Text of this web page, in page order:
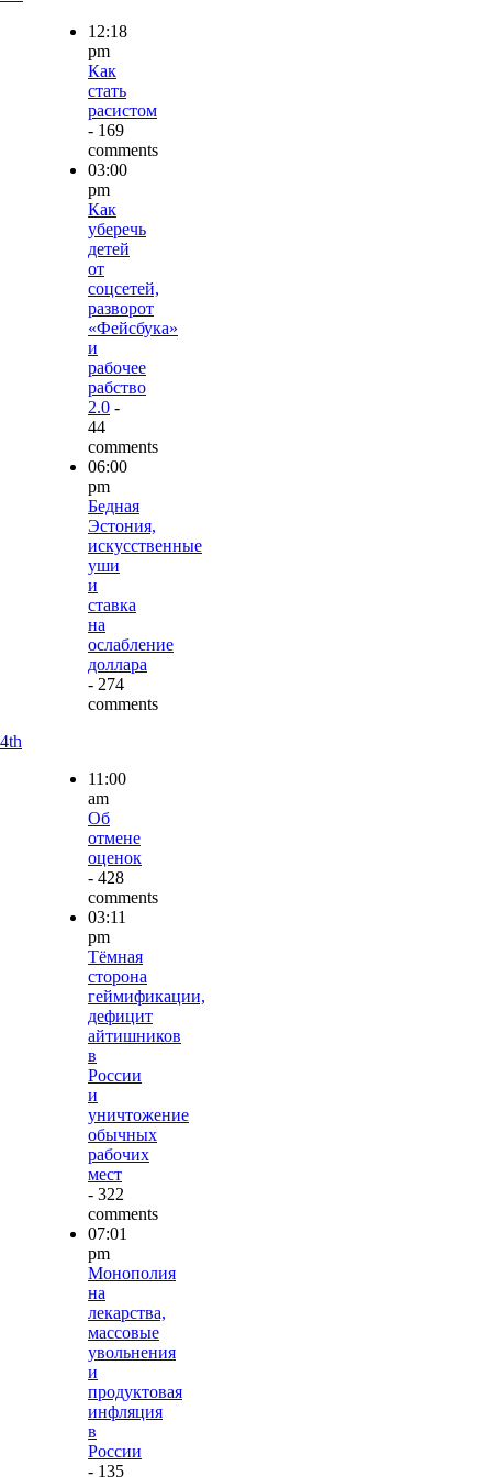
12:18
pm
Как
стать
расистом
- 169
comments
03:00
pm
Как
уберечь
детей
от
соцсетей,
разворот
«Фейсбука»
и
рабочее
рабство
2.0 -
44
comments
06:00
pm
Бедная
Эстония,
искусственные
уши
и
ставка
на
ослабление
доллара
- 274
comments
4th
11:00
am
Об
отмене
оценок
- 428
comments
03:11
pm
Тёмная
сторона
геймификации,
дефицит
айтишников
в
России
и
уничтожение
обычных
рабочих
мест
- 322
comments
07:01
pm
Монополия
на
лекарства,
массовые
увольнения
и
продуктовая
инфляция
в
России
- 135